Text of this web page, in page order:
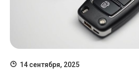
14 сентября, 2025